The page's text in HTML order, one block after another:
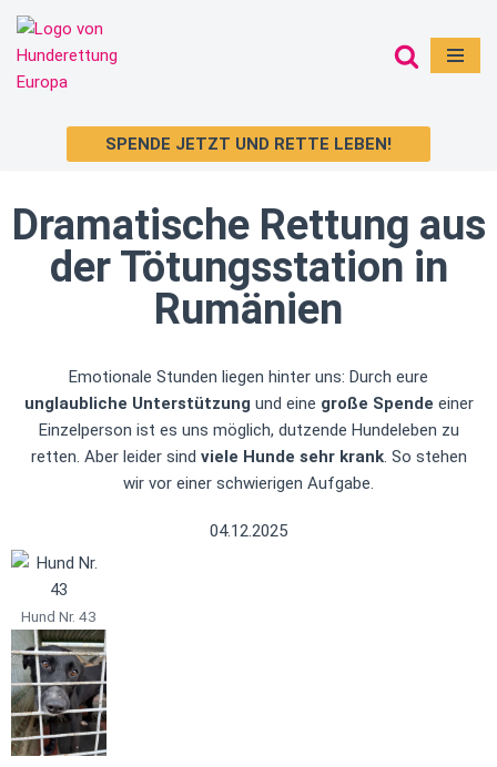
Zum
Inhalt
SPENDE JETZT UND RETTE LEBEN!
Dramatische Rettung aus
der Tötungsstation in
Rumänien
Emotionale Stunden liegen hinter uns: Durch eure
unglaubliche Unterstützung und eine große Spende einer
Einzelperson ist es uns möglich, dutzende Hundeleben zu
retten. Aber leider sind viele Hunde sehr krank. So stehen
wir vor einer schwierigen Aufgabe.
04.12.2025
Hund Nr. 43